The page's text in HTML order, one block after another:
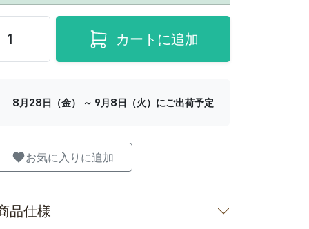
カートに追加
8月28日（金） ～ 9月8日（火）にご出荷予定
お気に入りに追加
品仕様